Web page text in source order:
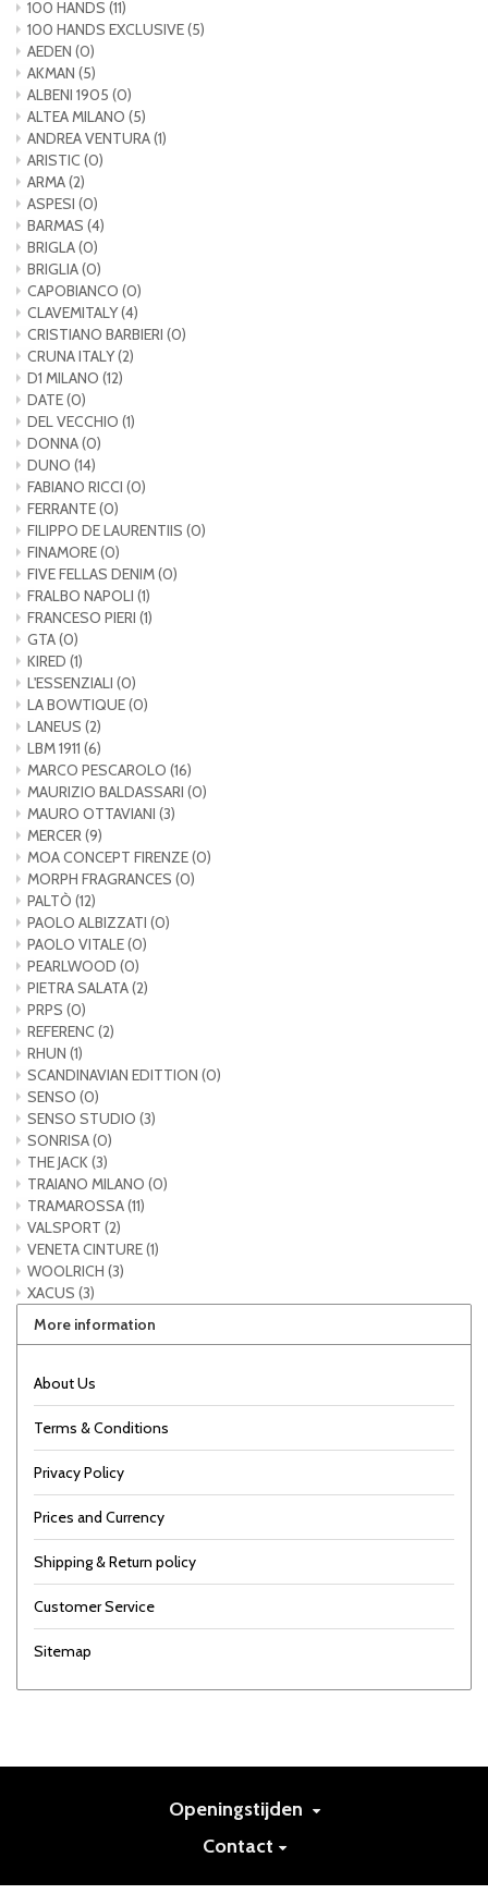
100 HANDS (11)
100 HANDS EXCLUSIVE(5)
AEDEN (0)
AKMAN (5)
ALBENI 1905 (0)
ALTEA MILANO (5)
ANDREA VENTURA(1)
ARISTIC (0)
ARMA(2)
ASPESI (0)
BARMAS (4)
BRIGLA(0)
BRIGLIA(0)
CAPOBIANCO (0)
CLAVEMITALY(4)
CRISTIANO BARBIERI (0)
CRUNA ITALY(2)
D1 MILANO (12)
DATE(0)
DEL VECCHIO (1)
DONNA(0)
DUNO (14)
FABIANO RICCI (0)
FERRANTE(0)
FILIPPO DE LAURENTIIS (0)
FINAMORE(0)
FIVE FELLAS DENIM(0)
FRALBO NAPOLI (1)
FRANCESO PIERI (1)
GTA(0)
KIRED (1)
L'ESSENZIALI (0)
LA BOWTIQUE(0)
LANEUS (2)
LBM 1911 (6)
MARCO PESCAROLO (16)
MAURIZIO BALDASSARI (0)
MAURO OTTAVIANI (3)
MERCER(9)
MOA CONCEPT FIRENZE(0)
MORPH FRAGRANCES (0)
PALTÒ (12)
PAOLO ALBIZZATI (0)
PAOLO VITALE(0)
PEARLWOOD (0)
PIETRA SALATA(2)
PRPS (0)
REFERENC (2)
RHUN (1)
SCANDINAVIAN EDITTION (0)
SENSO (0)
SENSO STUDIO (3)
SONRISA(0)
THE JACK(3)
TRAIANO MILANO (0)
TRAMAROSSA(11)
VALSPORT (2)
VENETA CINTURE(1)
WOOLRICH (3)
XACUS (3)
More information
About Us
Terms & Conditions
Privacy Policy
Prices and Currency
Shipping & Return policy
Customer Service
Sitemap
Openingstijden
Contact